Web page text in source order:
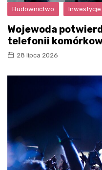
Budownictwo Inwestycje
Wojewoda
telefonii
28 lipca 2026